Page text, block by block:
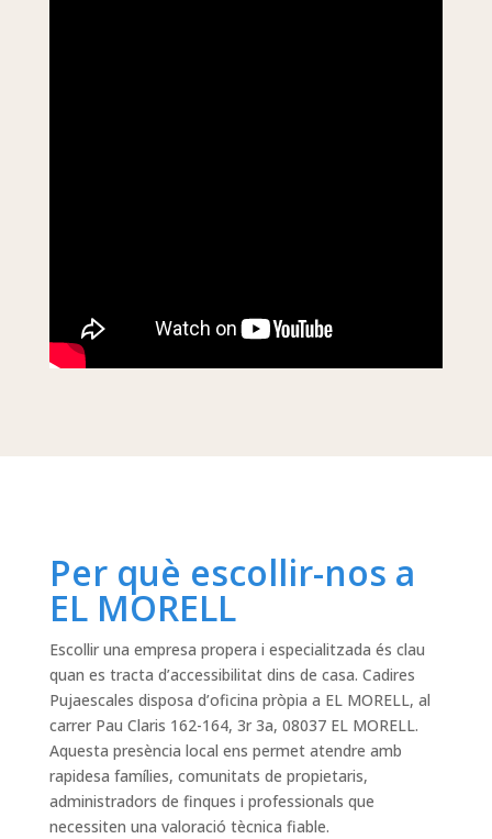
Per què escollir-nos a
EL MORELL
Escollir una empresa propera i especialitzada és clau
quan es tracta d’accessibilitat dins de casa. Cadires
Pujaescales disposa d’oficina pròpia a EL MORELL, al
carrer Pau Claris 162-164, 3r 3a, 08037 EL MORELL.
Aquesta presència local ens permet atendre amb
rapidesa famílies, comunitats de propietaris,
administradors de finques i professionals que
necessiten una valoració tècnica fiable.